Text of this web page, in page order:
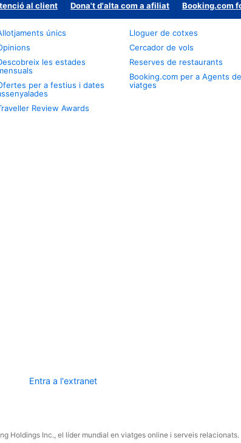
al client Dona't d'alta com a afiliat Booking.com
únics
les estades
per a festius i dates
Review Awards
Lloguer de cotxes
Cercador de vols
Reserves de restaurants
Booking.com per a Agents de
viatges
Entra a l'extranet
Holdings Inc., el líder mundial en viatges online i serveis relacionats.